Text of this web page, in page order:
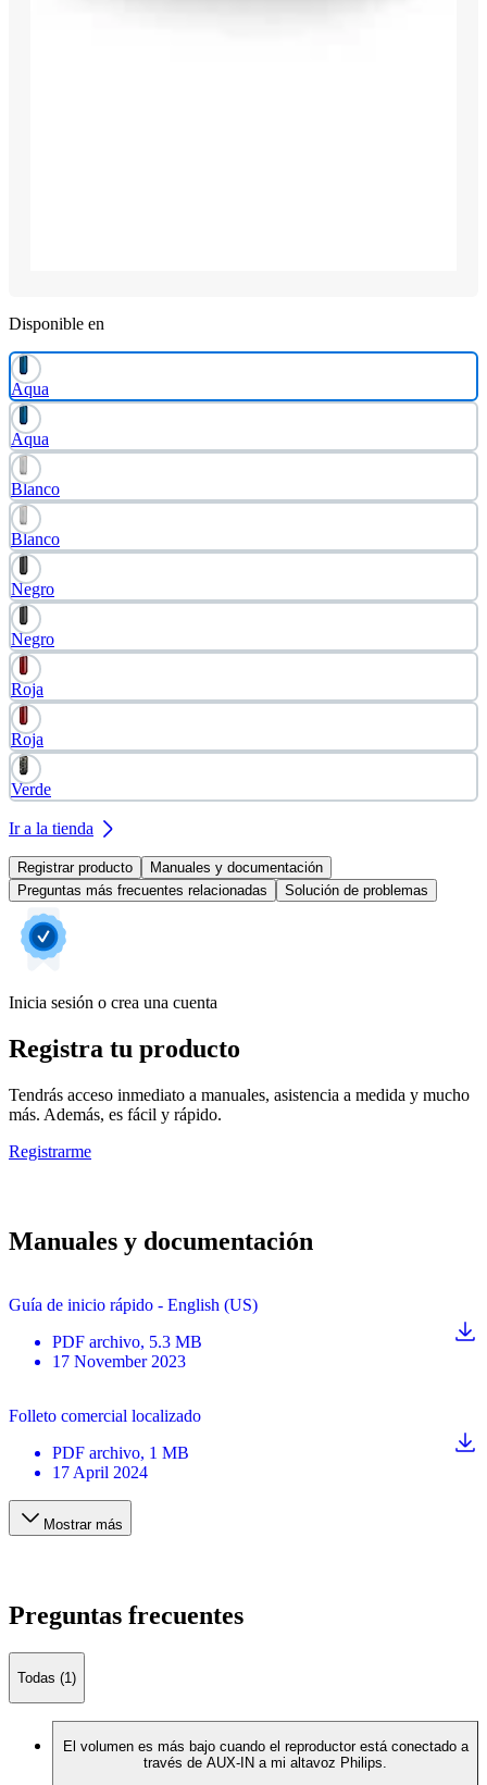
Disponible en
Aqua
Aqua
Blanco
Blanco
Negro
Negro
Roja
Roja
Verde
Ir a la tienda
Registrar producto
Manuales y documentación
Preguntas más frecuentes relacionadas
Solución de problemas
Inicia sesión o crea una cuenta
Registra tu producto
Tendrás acceso inmediato a manuales, asistencia a medida y mucho
más. Además, es fácil y rápido.
Registrarme
Manuales y documentación
Guía de inicio rápido - English (US)
PDF archivo, 5.3 MB
17 November 2023
Folleto comercial localizado
PDF archivo, 1 MB
17 April 2024
Mostrar más
Preguntas frecuentes
Todas (1)
El volumen es más bajo cuando el reproductor está conectado a
través de AUX-IN a mi altavoz Philips.